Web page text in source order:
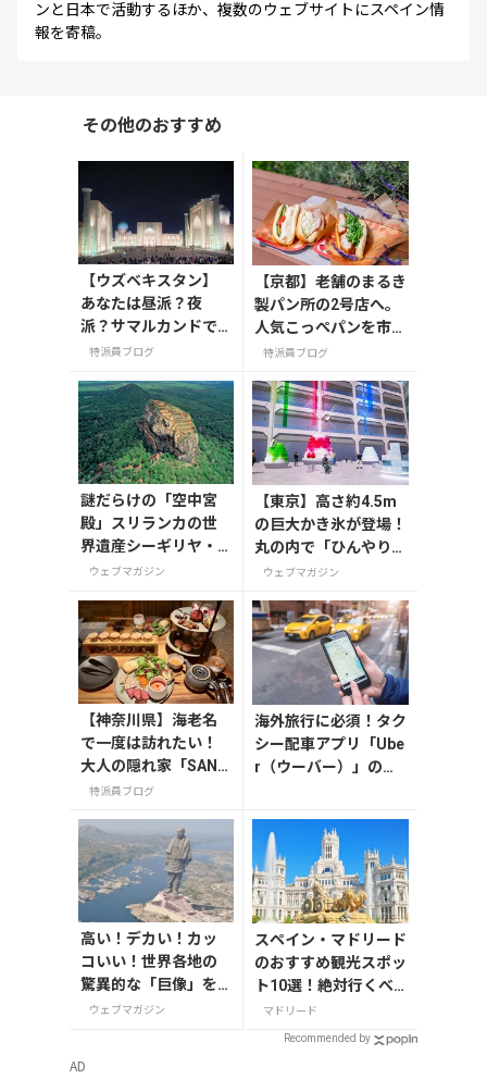
ンと日本で活動するほか、複数のウェブサイトにスペイン情
報を寄稿。
その他のおすすめ
【ウズベキスタン】
あなたは昼派？夜
派？サマルカンドで
レギスタン広場を満
特派員ブログ
【京都】老舗のまるき
製パン所の2号店へ。
人気こっぺパンを市役
所で味わう
特派員ブログ
謎だらけの「空中宮
殿」スリランカの世
界遺産シーギリヤ・
ロック登頂に挑戦！
ウェブマガジン
【東京】高さ約4.5m
の巨大かき氷が登場！
丸の内で「ひんやりＫ
ＩＴＴＥ」が8月7日
ウェブマガジン
【神奈川県】海老名
で一度は訪れたい！
大人の隠れ家「SAND
GLASS 熾火」で味わ
ー
特派員ブログ
海外旅行に必須！タク
シー配車アプリ「Ube
r（ウーバー）」の登
高い！デカい！カッ
コいい！世界各地の
驚異的な「巨像」を
大紹介。
ウェブマガジン
スペイン・マドリード
のおすすめ観光スポッ
ト10選！絶対行くべ
き名所を紹介
マドリード
Recommended by
AD